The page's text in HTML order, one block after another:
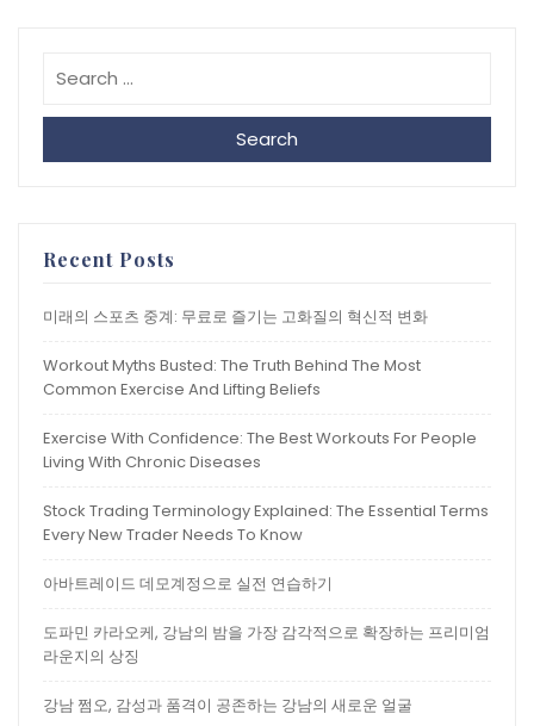
Search
Recent Posts
미래의 스포츠 중계: 무료로 즐기는 고화질의 혁신적 변화
Workout Myths Busted: The Truth Behind The Most
Common Exercise And Lifting Beliefs
Exercise With Confidence: The Best Workouts For People
Living With Chronic Diseases
Stock Trading Terminology Explained: The Essential Terms
Every New Trader Needs To Know
아바트레이드 데모계정으로 실전 연습하기
도파민 카라오케, 강남의 밤을 가장 감각적으로 확장하는 프리미엄
라운지의 상징
강남 쩜오, 감성과 품격이 공존하는 강남의 새로운 얼굴